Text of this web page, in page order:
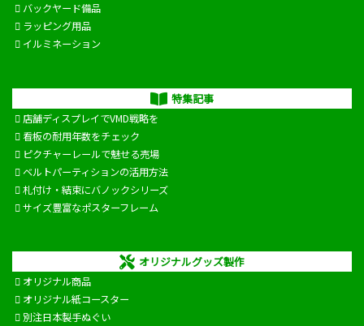
バックヤード備品
ラッピング用品
イルミネーション
特集記事
店舗ディスプレイでVMD戦略を
看板の耐用年数をチェック
ピクチャーレールで魅せる売場
ベルトパーティションの活用方法
札付け・結束にバノックシリーズ
サイズ豊富なポスターフレーム
オリジナルグッズ製作
オリジナル商品
オリジナル紙コースター
別注日本製手ぬぐい